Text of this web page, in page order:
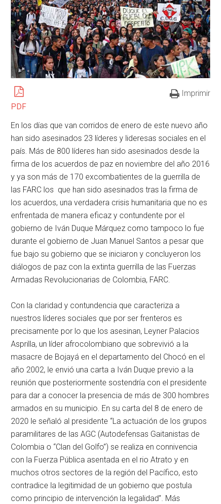
PDF
Imprimir
En los días que van corridos de enero de este nuevo año
han sido asesinados 23 líderes y lideresas sociales en el
país. Más de 800 líderes han sido asesinados desde la
firma de los acuerdos de paz en noviembre del año 2016
y ya son más de 170 excombatientes de la guerrilla de
las FARC los que han sido asesinados tras la firma de
los acuerdos, una verdadera crisis humanitaria que no es
enfrentada de manera eficaz y contundente por el
gobierno de Iván Duque Márquez como tampoco lo fue
durante el gobierno de Juan Manuel Santos a pesar que
fue bajo su gobierno que se iniciaron y concluyeron los
diálogos de paz con la extinta guerrilla de las Fuerzas
Armadas Revolucionarias de Colombia, FARC.
Con la claridad y contundencia que caracteriza a
nuestros líderes sociales que por ser frenteros es
precisamente por lo que los asesinan, Leyner Palacios
Asprilla, un líder afrocolombiano que sobrevivió a la
masacre de Bojayá en el departamento del Chocó en el
año 2002, le envió una carta a Iván Duque previo a la
reunión que posteriormente sostendría con el presidente
para dar a conocer la presencia de más de 300 hombres
armados en su municipio. En su carta del 8 de enero de
2020 le señaló al presidente “La actuación de los grupos
paramilitares de las AGC (Autodefensas Gaitanistas de
Colombia o “Clan del Golfo”) se realiza en connivencia
con la Fuerza Pública asentada en el rio Atrato y en
muchos otros sectores de la región del Pacífico, esto
contradice la legitimidad de un gobierno que postula
como principio de intervención la legalidad”. Más